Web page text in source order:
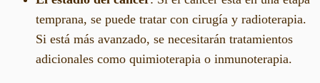
temprana, se puede tratar con cirugía y radioterapia.
Si está más avanzado, se necesitarán tratamientos
adicionales como quimioterapia o inmunoterapia.